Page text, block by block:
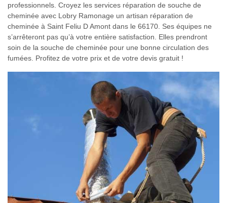
professionnels. Croyez les services réparation de souche de
cheminée avec Lobry Ramonage un artisan réparation de
cheminée à Saint Feliu D Amont dans le 66170. Ses équipes ne
s’arrêteront pas qu’à votre entière satisfaction. Elles prendront
soin de la souche de cheminée pour une bonne circulation des
fumées. Profitez de votre prix et de votre devis gratuit !